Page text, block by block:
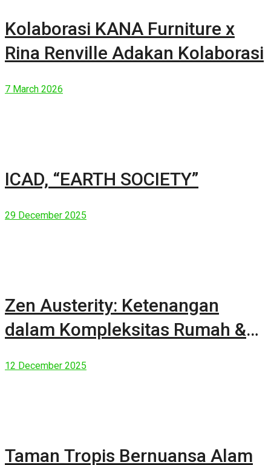
Kolaborasi KANA Furniture x
Rina Renville Adakan Kolaborasi
7 March 2026
ICAD, “EARTH SOCIETY”
29 December 2025
Zen Austerity: Ketenangan
dalam Kompleksitas Rumah &
12 December 2025
Taman Tropis Bernuansa Alam